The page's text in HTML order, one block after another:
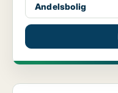
Andelsbolig